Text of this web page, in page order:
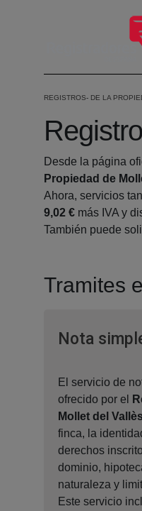
Saltar al contenido
REGISTROS DE LA
Desde la página
Propiedad de
Ahora, servicios
9,02 € más IVA y
También puede
Tramites
Nota
El servicio de
ofrecido por el
Mollet del Vallès
finca, la
derechos
dominio,
naturaleza y
Este servicio